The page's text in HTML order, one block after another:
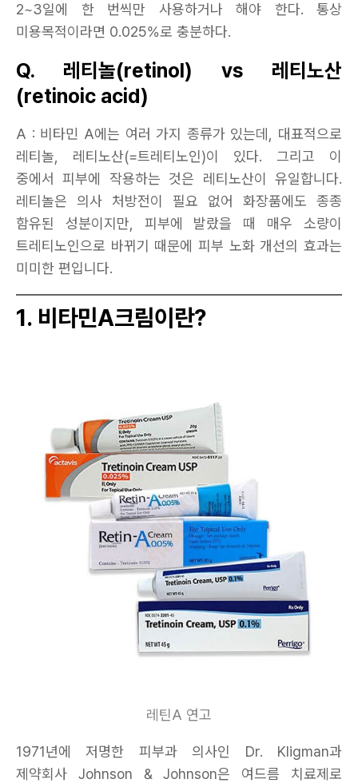
2~3일에 한 번씩만 사용하거나 해야 한다. 통상
미용목적이라면 0.025%로 충분하다.
Q. 레티놀(retinol) vs 레티노산
(retinoic acid)
A : 비타민 A에는 여러 가지 종류가 있는데, 대표적으로
레티놀, 레티노산(=트레티노인)이 있다. 그리고 이
중에서 피부에 작용하는 것은 레티노산이 유일합니다.
레티놀은 의사 처방전이 필요 없어 화장품에도 종종
함유된 성분이지만, 피부에 발랐을 때 매우 소량이
트레티노인으로 바뀌기 때문에 피부 노화 개선의 효과는
미미한 편입니다.
1. 비타민A크림이란?
레틴A 연고
1971년에 저명한 피부과 의사인 Dr. Kligman과
제약회사 Johnson & Johnson은 여드름 치료제로